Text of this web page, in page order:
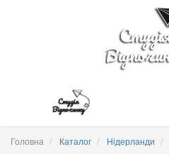
Головна Каталог Нідерланди